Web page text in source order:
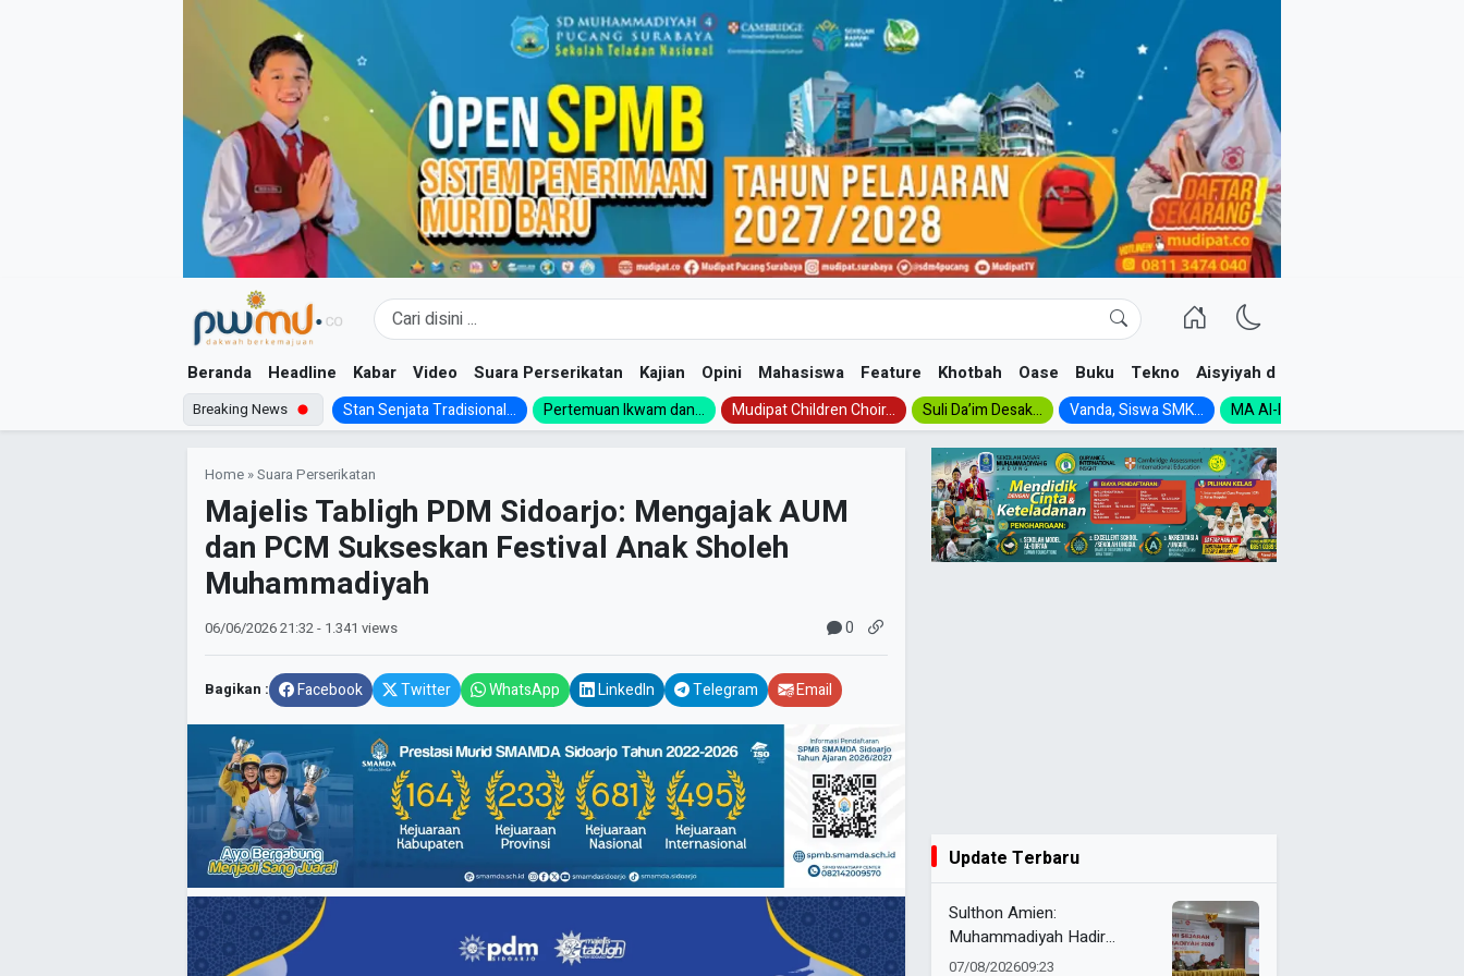
Beranda Headline Kabar Video Suara Perserikatan Kajian Opini Mahasiswa Feature Khotbah Oase Buku Tekno Aisyiyah dan NA
Breaking News Stan Senjata Tradisional... Pertemuan Ikwam dan... Mudipat Children Choir... Suli Da’im Desak... Vanda, Siswa SMK... MA Al-Ishlah Gelar...
Home »Suara Perserikatan
Majelis Tabligh PDM Sidoarjo: Mengajak AUM
dan PCM Sukseskan Festival Anak Sholeh
Muhammadiyah
06/06/202621:32- 1.341 views 0
Bagikan : Facebook Twitter WhatsApp LinkedIn Telegram Email
Update Terbaru
Sulthon Amien:
Muhammadiyah Hadir
Luruskan Akidah
07/08/202609:23